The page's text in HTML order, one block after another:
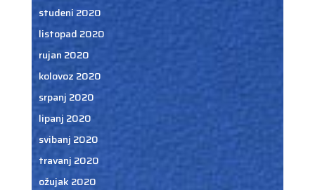
studeni 2020
listopad 2020
rujan 2020
kolovoz 2020
srpanj 2020
lipanj 2020
svibanj 2020
travanj 2020
ožujak 2020